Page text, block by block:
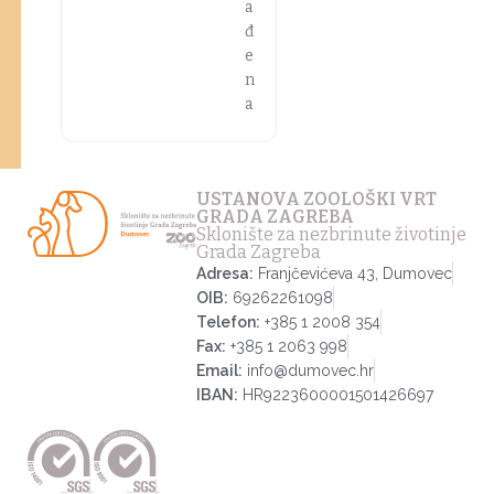
a
đ
e
n
a
USTANOVA ZOOLOŠKI VRT
GRADA ZAGREBA
Sklonište za nezbrinute životinje
Grada Zagreba
Adresa: Franjčevićeva 43, Dumovec
OIB: 69262261098
Telefon: +385 1 2008 354
Fax: +385 1 2063 998
Email: info@dumovec.hr
IBAN: HR9223600001501426697